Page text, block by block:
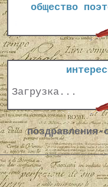
общество
Загрузка...